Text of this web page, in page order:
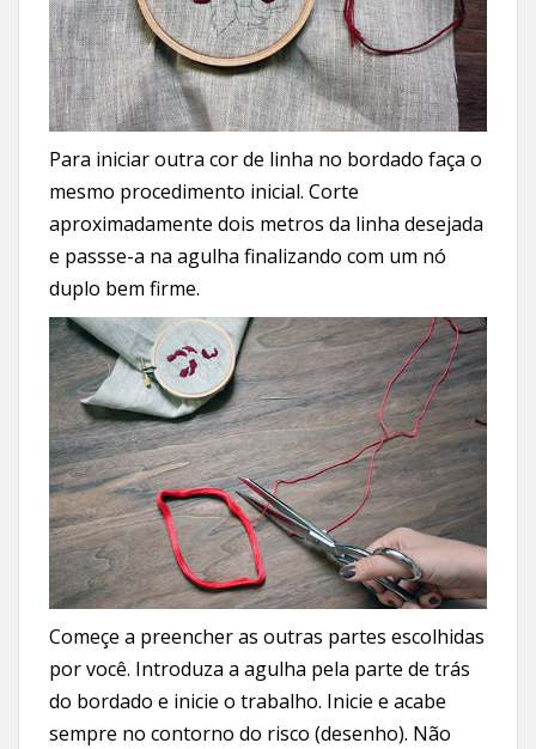
Para iniciar outra cor de linha no bordado faça o
mesmo procedimento inicial. Corte
aproximadamente dois metros da linha desejada
e passse-a na agulha finalizando com um nó
duplo bem firme.
Começe a preencher as outras partes escolhidas
por você. Introduza a agulha pela parte de trás
do bordado e inicie o trabalho. Inicie e acabe
sempre no contorno do risco (desenho). Não